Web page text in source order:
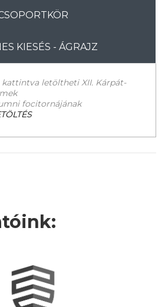
KIESÉS - ÁGRAJZ
letöltheti XII. Kárpát-
focitornájának